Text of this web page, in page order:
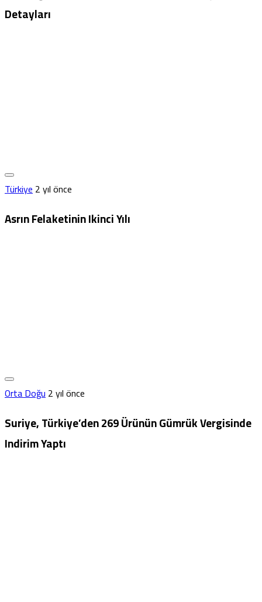
Detayları
Türkiye2 yıl önce
Asrın Felaketinin Ikinci Yılı
Orta Doğu2 yıl önce
Suriye, Türkiye’den 269 Ürünün Gümrük Vergisinde
Indirim Yaptı